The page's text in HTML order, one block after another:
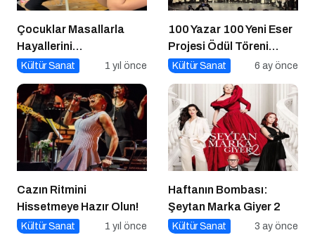
Çocuklar Masallarla
Hayallerini
Gerçekleştiriyor!
Kültür Sanat 1 yıl önce
100 Yazar 100 Yeni Eser
Projesi Ödül Töreni
Gerçekleşti
Kültür Sanat 6 ay önce
Cazın Ritmini
Hissetmeye Hazır Olun!
Kültür Sanat 1 yıl önce
Haftanın Bombası:
Şeytan Marka Giyer 2
Kültür Sanat 3 ay önce